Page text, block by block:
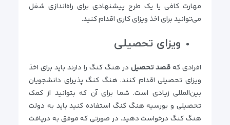
مهارت کافی یا یک طرح پیشنهادی برای راه‌اندازی شغل
می‌توانید برای اخذ ویزای کاری اقدام کنید.
ویزای تحصیلی
افرادی کهقصد تحصیل در هنگ کنگ را دارند باید برای اخذ
ویزای تحصیلی اقدام کنند. هنگ کنگ پذیرای دانشجویان
بین‌المللی زیادی است. شما برای آن که بتوانید از کمک
تحصیلی و بورسیه هنگ کنگ استفاده کنید باید به دولت
هنگ کنگ درخواست دهید. در صورتی که موفق به دریافت